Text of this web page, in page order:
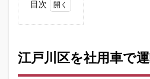
目次
を社
用車
で運
江戸川区を社用車で